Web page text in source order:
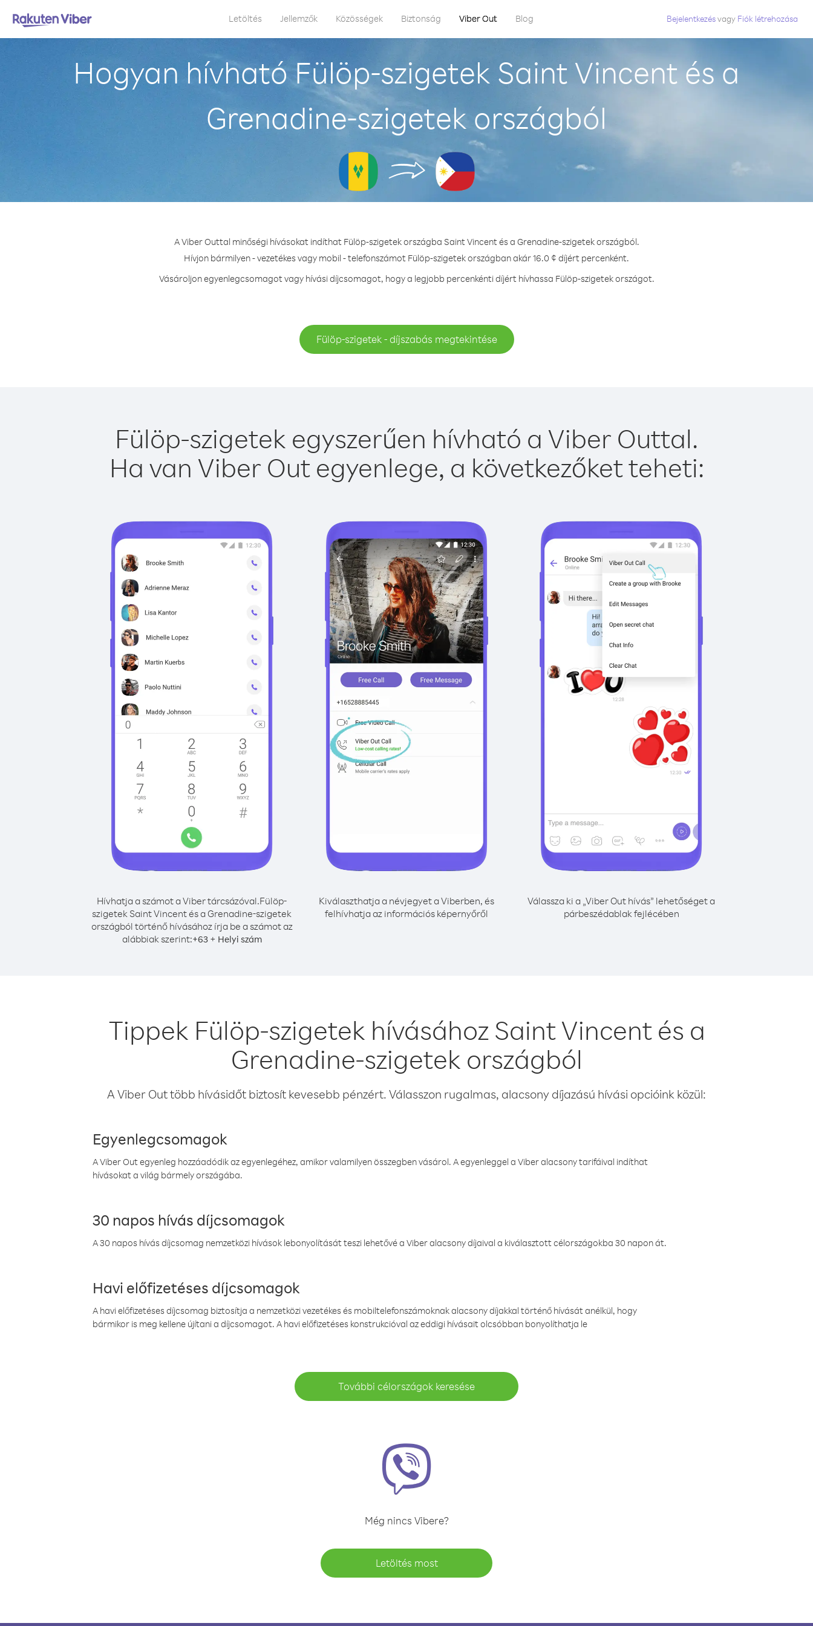
Letöltés Jellemzők Közösségek Biztonság Viber Out Blog Bejelentkezésvagy Fiók létrehozása
Hogyan hívható Fülöp-szigetek Saint Vincent és a
Grenadine-szigetek országból
A Viber Outtal minőségi hívásokat indíthat Fülöp-szigetek országba Saint Vincent és a Grenadine-szigetek országból.
Hívjon bármilyen - vezetékes vagy mobil - telefonszámot Fülöp-szigetek országban akár 16.0 ¢ díjért percenként.
Vásároljon egyenlegcsomagot vagy hívási díjcsomagot, hogy a legjobb percenkénti díjért hívhassa Fülöp-szigetek országot.
Fülöp-szigetek - díjszabás megtekintése
Fülöp-szigetek egyszerűen hívható a Viber Outtal.
Ha van Viber Out egyenlege, a következőket teheti:
Hívhatja a számot a Viber tárcsázóval.Fülöp-
szigetek Saint Vincent és a Grenadine-szigetek
országból történő hívásához írja be a számot az
alábbiak szerint:+63+ Helyi szám
Kiválaszthatja a névjegyet a Viberben, és
felhívhatja az információs képernyőről
Válassza ki a „Viber Out hívás” lehetőséget a
párbeszédablak fejlécében
Tippek Fülöp-szigetek hívásához Saint Vincent és a
Grenadine-szigetek országból
A Viber Out több hívásidőt biztosít kevesebb pénzért. Válasszon rugalmas, alacsony díjazású hívási opcióink közül:
Egyenlegcsomagok
A Viber Out egyenleg hozzáadódik az egyenlegéhez, amikor valamilyen összegben vásárol. A egyenleggel a Viber alacsony tarifáival indíthat
hívásokat a világ bármely országába.
30 napos hívás díjcsomagok
A 30 napos hívás díjcsomag nemzetközi hívások lebonyolítását teszi lehetővé a Viber alacsony díjaival a kiválasztott célországokba 30 napon át.
Havi előfizetéses díjcsomagok
A havi előfizetéses díjcsomag biztosítja a nemzetközi vezetékes és mobiltelefonszámoknak alacsony díjakkal történő hívását anélkül, hogy
bármikor is meg kellene újítani a díjcsomagot. A havi előfizetéses konstrukcióval az eddigi hívásait olcsóbban bonyolíthatja le
További célországok keresése
Még nincs Vibere?
Letöltés most